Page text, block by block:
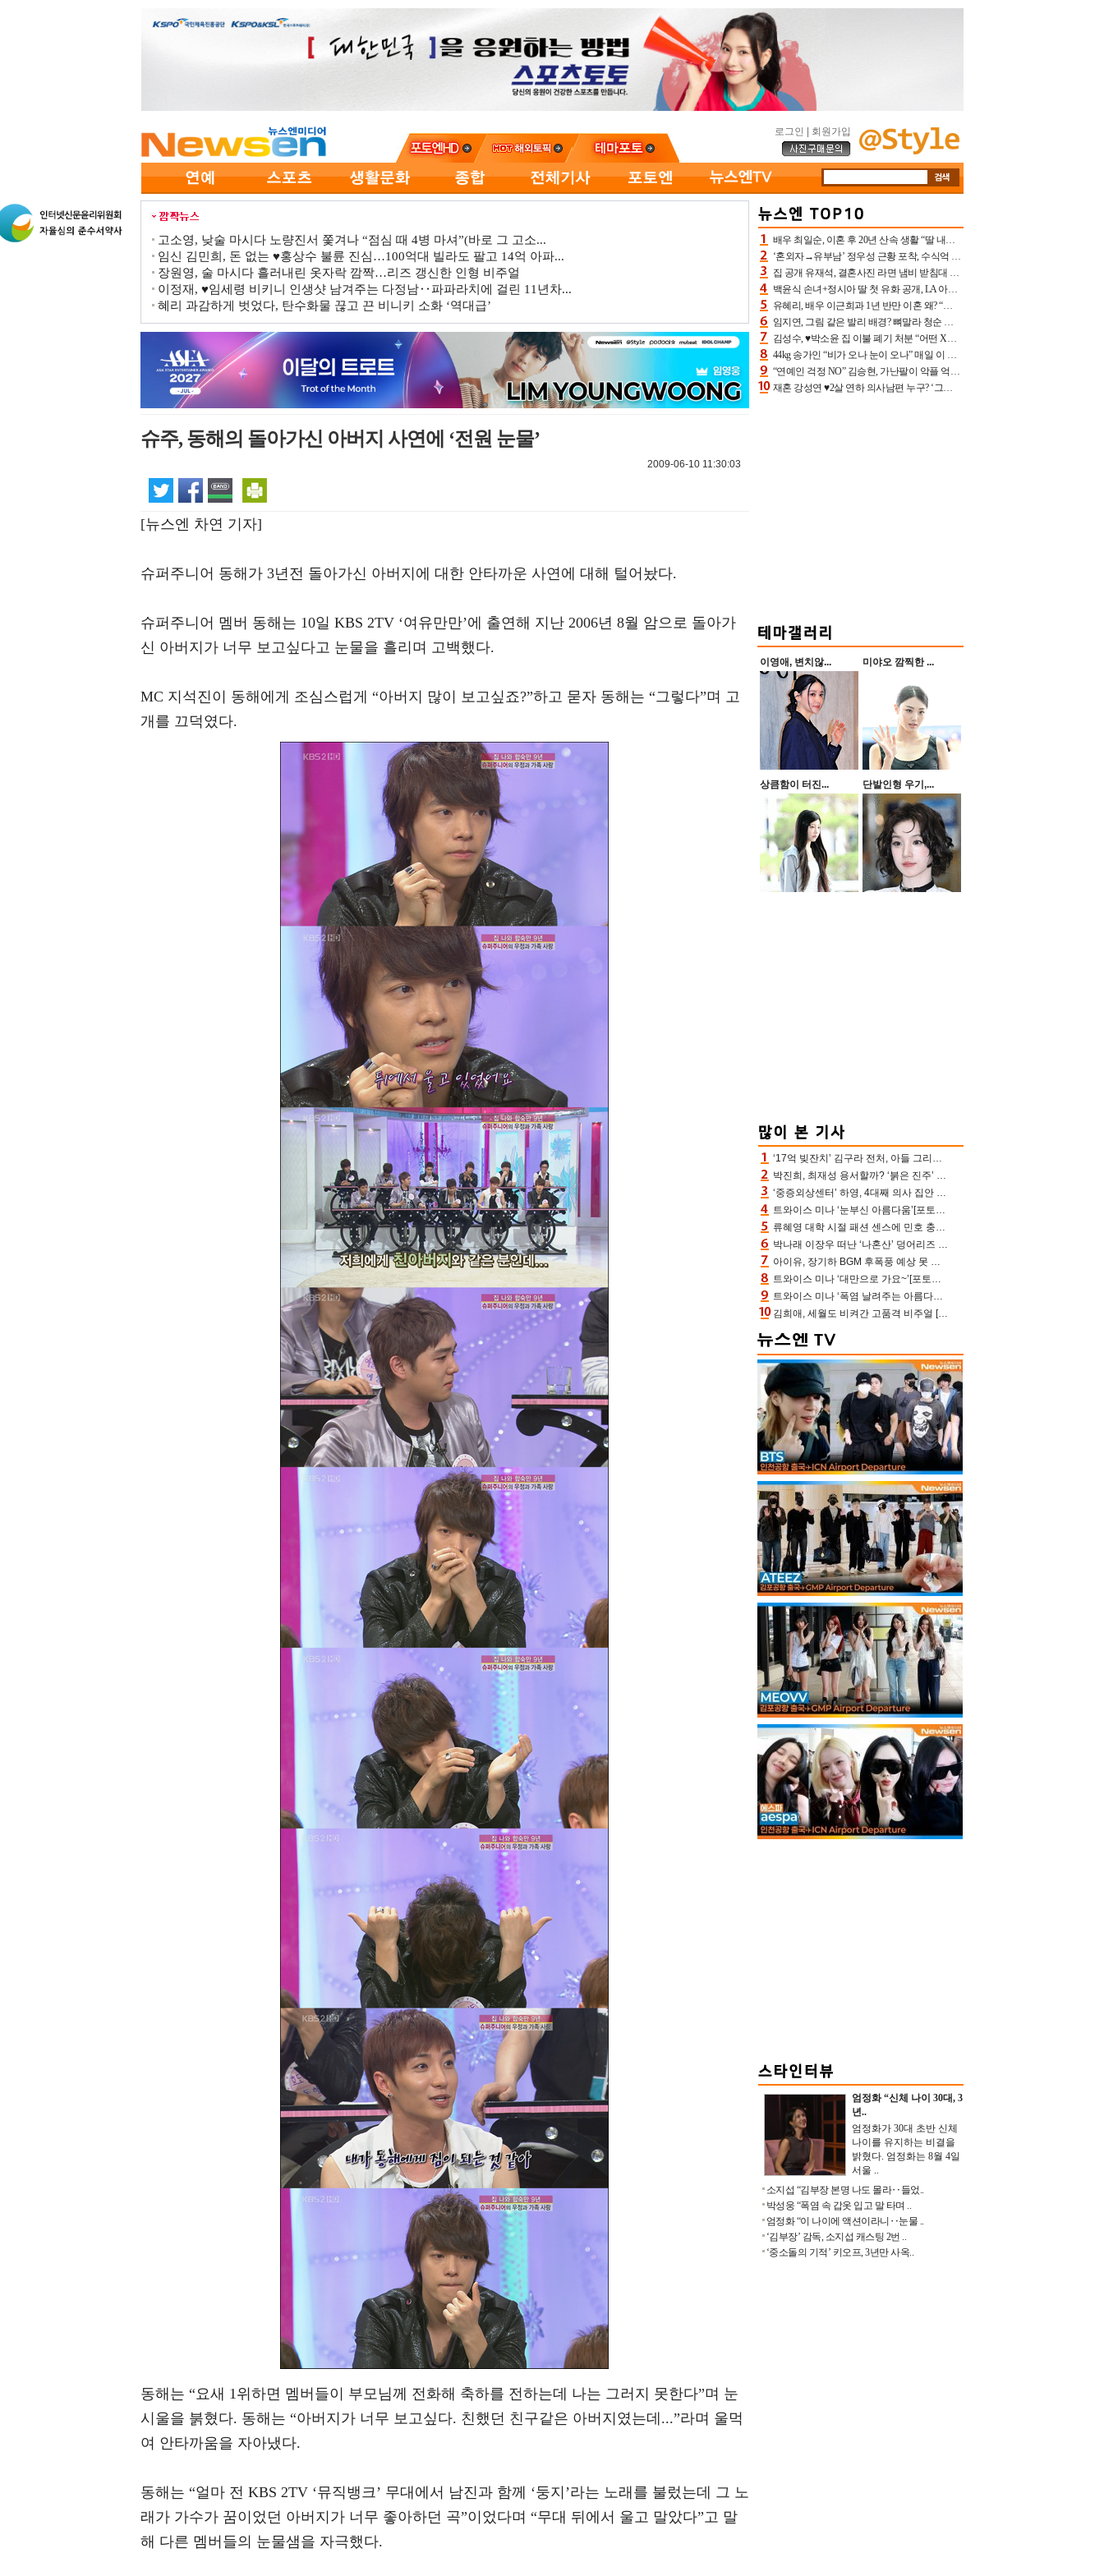
로그인 회원가입
고소영, 낮술 마시다 노량진서 쫓겨나 “점심 때 4병 마셔”(바로 그 고소...
임신 김민희, 돈 없는 ♥홍상수 불륜 진심…100억대 빌라도 팔고 14억 아파...
장원영, 술 마시다 흘러내린 옷자락 깜짝…리즈 갱신한 인형 비주얼
이정재, ♥임세령 비키니 인생샷 남겨주는 다정남‥파파라치에 걸린 11년차...
혜리 과감하게 벗었다, 탄수화물 끊고 끈 비니키 소화 ‘역대급’
슈주, 동해의 돌아가신 아버지 사연에 ‘전원 눈물’
2009-06-10 11:30:03
[뉴스엔 차연 기자]
슈퍼주니어 동해가 3년전 돌아가신 아버지에 대한 안타까운 사연에 대해 털어놨다.
슈퍼주니어 멤버 동해는 10일 KBS 2TV ‘여유만만’에 출연해 지난 2006년 8월 암으로 돌아가
신 아버지가 너무 보고싶다고 눈물을 흘리며 고백했다.
MC 지석진이 동해에게 조심스럽게 “아버지 많이 보고싶죠?”하고 묻자 동해는 “그렇다”며 고
개를 끄덕였다.
동해는 “요새 1위하면 멤버들이 부모님께 전화해 축하를 전하는데 나는 그러지 못한다”며 눈
시울을 붉혔다. 동해는 “아버지가 너무 보고싶다. 친했던 친구같은 아버지였는데...”라며 울먹
여 안타까움을 자아냈다.
동해는 “얼마 전 KBS 2TV ‘뮤직뱅크’ 무대에서 남진과 함께 ‘둥지’라는 노래를 불렀는데 그 노
래가 가수가 꿈이었던 아버지가 너무 좋아하던 곡”이었다며 “무대 뒤에서 울고 말았다”고 말
해 다른 멤버들의 눈물샘을 자극했다.
배우 최일순, 이혼 후 20년 산속 생활 “딸 내가 버렸다고 원망‥맘 아파”(특종)[어제TV]
‘혼외자→유부남’ 정우성 근황 포착, 수식억 해킹 피해 후배 만났다 “존경하는”
집 공개 유재석, 결혼사진 라면 냄비 받침대 되고 분노‥가족사진도 피해(놀뭐)[어제TV]
백윤식 손녀+정시아 딸 첫 유화 공개, LA 아트쇼→서울국제조각페스타 작가다운 수준급 실력
유혜리, 배우 이근희과 1년 반만 이혼 왜? “식칼 꽂고 의자 던져” 충격 폭로(특종)[어제TV]
임지연, 그림 같은 발리 배경? 뼈말라 청순 비키니 핏에 상대 안 되네
김성수, ♥박소윤 집 이불 폐기 처분 “어떤 X이랑 썼을지 몰라” 질투(신랑수업2)[어제TV]
44kg 송가인 “비가 오나 눈이 오나” 매일 이 운동, 허벅지 근육량 상승+체지방 감소
“연예인 걱정 NO” 김승현, 가난팔이 악플 억울할만‥아내+딸과 日 여행
재혼 강성연 ♥2살 연하 의사남편 누구? ‘그알’ 자문의에 훈남 비주얼 초엘리트 스펙 [종합]
이영애, 변치않... 미야오 깜찍한 ...
상큼함이 터진... 단발인형 우기,...
‘17억 빚잔치’ 김구라 전처, 아들 그리는 “나 뿐인데” 친엄마 챙기는 효심 눈길
박진희, 최재성 용서할까? ‘붉은 진주’ 오늘(7일) 결말 나온다
‘중증외상센터’ 하영, 4대째 의사 집안 인증 “증조부, 고종 황제 진료”(옥문아)[어제TV]
트와이스 미나 ‘눈부신 아름다움’[포토엔HD]
류혜영 대학 시절 패션 센스에 민호 충격 “레몬색 레깅스에 다리 없는 줄”(나혼산)
박나래 이장우 떠난 ‘나혼산’ 덩어리즈 왔다, 1인 1케이크에 팜유 전현무 충격[어제TV]
아이유, 장기하 BGM 후폭풍 예상 못 했나‥삭제 오보→윤가이까지 엮여 시끌
트와이스 미나 ‘대만으로 가요~’[포토엔HD]
트와이스 미나 ‘폭염 날려주는 아름다움’[포토엔HD]
김희애, 세월도 비켜간 고품격 비주얼 [포토엔HD]
엄정화 “신체 나이 30대, 3
년..
엄정화가 30대 초반 신체
나이를 유지하는 비결을
밝혔다. 엄정화는 8월 4일
서울 ..
소지섭 “김부장 본명 나도 몰라‥들었..
박성웅 “폭염 속 갑옷 입고 말 타며 ..
엄정화 “이 나이에 액션이라니‥눈물 ..
‘김부장’ 감독, 소지섭 캐스팅 2번 ..
‘중소돌의 기적’ 키오프, 3년만 사옥..